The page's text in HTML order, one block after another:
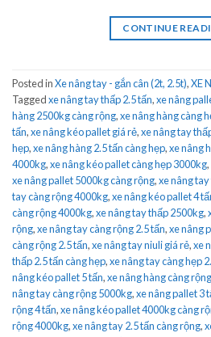
CONTINUE
Posted inXe nâng tay - gắn cân (2t, 2.5t),XE
Taggedxe nâng tay thấp 2.5 tấn,xe nâng
hàng 2500kg càng rộng,xe nâng hàng càng
tấn,xe nâng kéo pallet giá rẻ,xe nâng tay
hẹp,xe nâng hàng 2.5 tấn càng hẹp,xe nâng
4000kg,xe nâng kéo pallet càng hẹp 3000kg,
xe nâng pallet 5000kg càng rộng,xe nâng
tay càng rộng 4000kg,xe nâng kéo pallet 4
càng rộng 4000kg,xe nâng tay thấp 2500kg,
rộng,xe nâng tay càng rộng 2.5 tấn,xe nâng
càng rộng 2.5 tấn,xe nâng tay niuli giá rẻ,xe
thấp 2.5 tấn càng hẹp,xe nâng tay càng hẹp
nâng kéo pallet 5 tấn,xe nâng hàng càng
nâng tay càng rộng 5000kg,xe nâng pallet 3
rộng 4 tấn,xe nâng kéo pallet 4000kg càng
rộng 4000kg,xe nâng tay 2.5 tấn càng rộng,